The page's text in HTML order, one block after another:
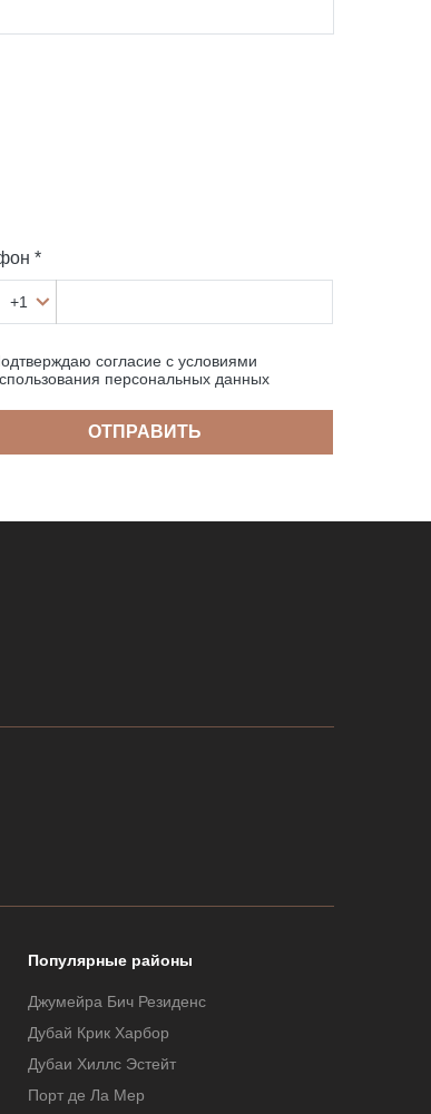
*
+1
согласие с условиями
персональных данных
ОТПРАВИТЬ
Популярные районы
Джумейра Бич Резиденс
Дубай Крик Харбор
Дубаи Хиллс Эстейт
Порт де Ла Мер